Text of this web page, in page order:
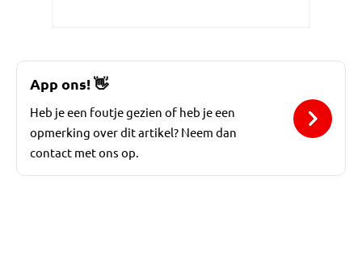
App ons!👋
Heb je een foutje gezien of heb je een
opmerking over dit artikel? Neem dan
contact met ons op.